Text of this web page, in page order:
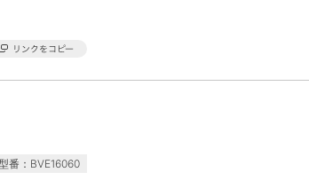
番：BVE16060